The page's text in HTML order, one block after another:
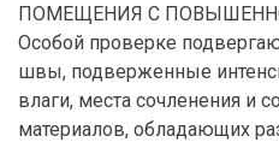
ПОМЕЩЕНИЯ С
Особой проверке
швы, подверженные
влаги, места сочленения и
материалов, обладающих